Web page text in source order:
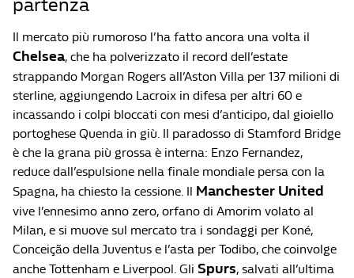
partenza
Il mercato più rumoroso l’ha fatto ancora una volta il
Chelsea, che ha polverizzato il record dell’estate
strappando Morgan Rogers all’Aston Villa per 137 milioni di
sterline, aggiungendo Lacroix in difesa per altri 60 e
incassando i colpi bloccati con mesi d’anticipo, dal gioiello
portoghese Quenda in giù. Il paradosso di Stamford Bridge
è che la grana più grossa è interna: Enzo Fernandez,
reduce dall’espulsione nella finale mondiale persa con la
Spagna, ha chiesto la cessione. Il Manchester United
vive l’ennesimo anno zero, orfano di Amorim volato al
Milan, e si muove sul mercato tra i sondaggi per Koné,
Conceição della Juventus e l’asta per Todibo, che coinvolge
anche Tottenham e Liverpool. Gli Spurs, salvati all’ultima